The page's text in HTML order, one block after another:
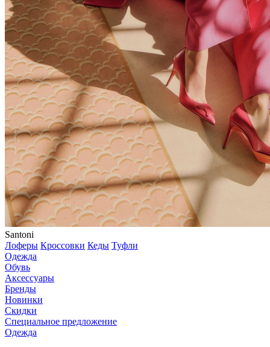
Santoni
Лоферы Кроссовки Кеды Туфли
Одежда
Обувь
Аксессуары
Бренды
Новинки
Скидки
Специальное предложение
Одежда